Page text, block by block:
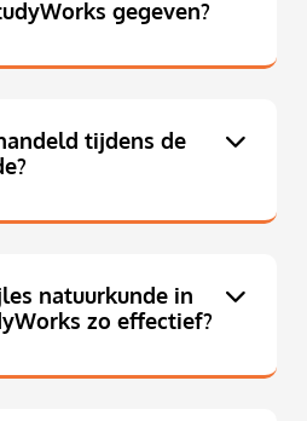
gegeven?
tijdens de
natuurkunde in
zo effectief?